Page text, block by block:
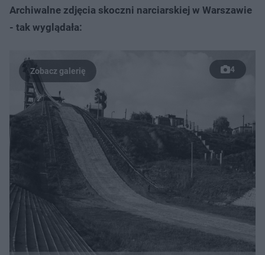
Archiwalne zdjęcia skoczni narciarskiej w Warszawie
- tak wyglądała:
4